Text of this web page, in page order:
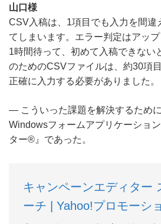
山口様
CSV入稿は、1項目でも入力を間違
てしまいます。エラー判定はアップ
1時間待って、初めて入稿できない
のためのCSVファイルは、約30項
正確に入力する必要がありました。
― こういった課題を解決するため
Windowsフォームアプリケーショ
ター®』であった。
キャンペーンエディター
ーチ | Yahoo!プロモーシ